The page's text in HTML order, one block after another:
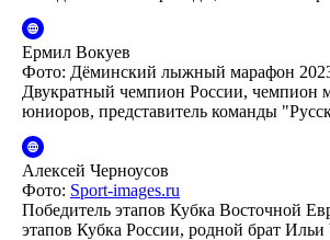
Ермил Вокуев
Фото: Дёминский лыжный марафон
Двукратный чемпион России, чемпион
юниоров, представитель команды
Алексей Черноусов
Фото: Sport-images.ru
Победитель этапов Кубка Восточной
этапов Кубка России, родной брат Ильи